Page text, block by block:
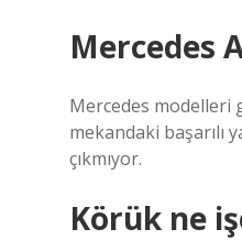
Mercedes
Mercedes modelleri
mekandaki başarılı
çıkmıyor.
Körük ne